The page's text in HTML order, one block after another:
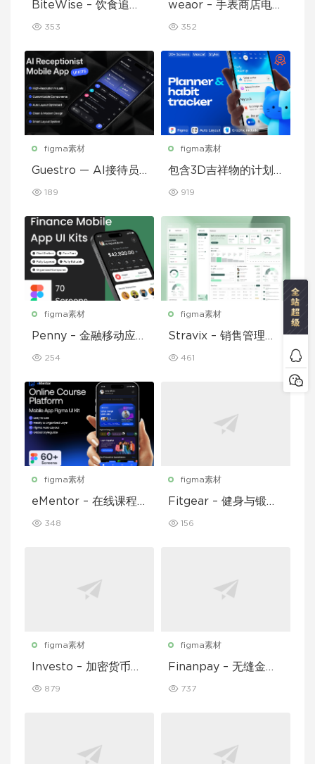
BiteWise – 饮食追踪
353
weaor – 手表商店电子
352
figma素材
Guestro — AI接待员
189
figma素材
包含3D吉祥物的计划
计UI套件
919
figma素材
Penny – 金融移动应用
254
figma素材
Stravix – 销售管理仪
461
figma素材
eMentor – 在线课程
UI Kit
348
figma素材
Fitgear – 健身与锻炼
156
figma素材
Investo – 加密货币应
879
figma素材
Finanpay – 无缝金融
737